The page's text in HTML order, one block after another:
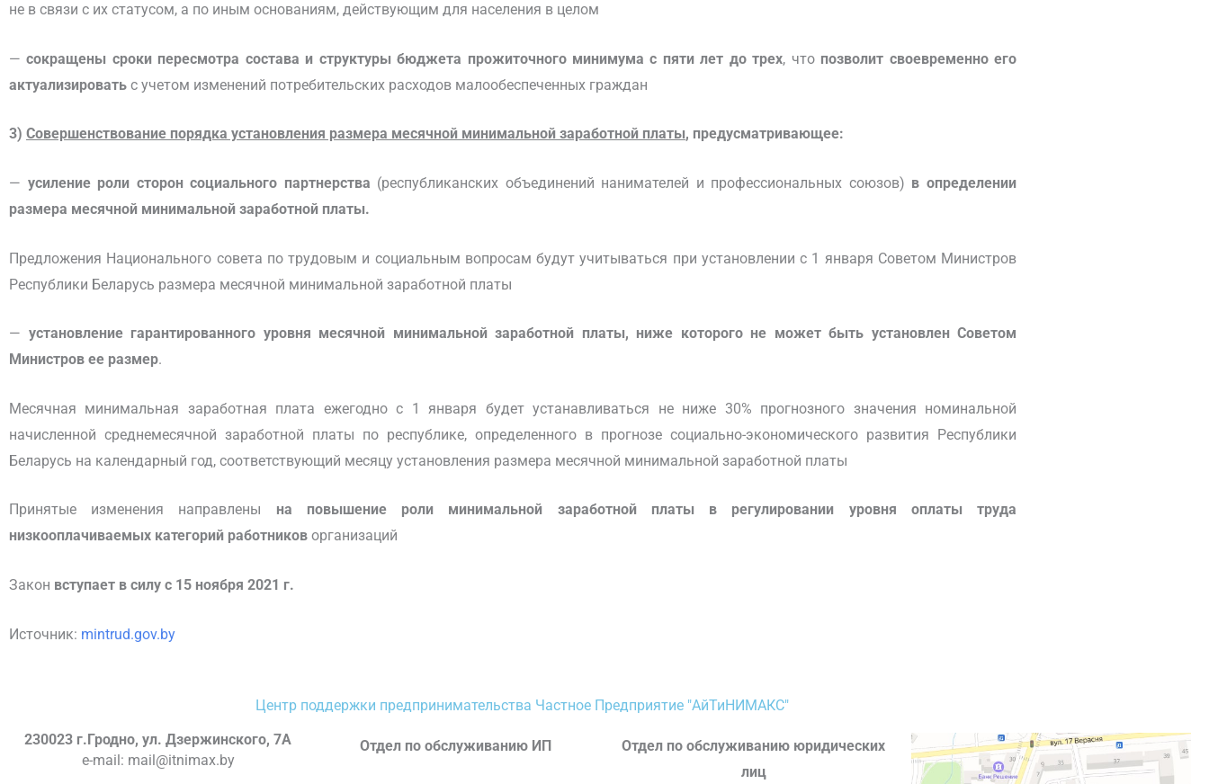
не в связи с их статусом, а по иным основаниям, действующим для населения в целом
—сокращены сроки пересмотра состава и структуры бюджета прожиточного минимума с пяти лет до трех, что позволит своевременно его
актуализировать с учетом изменений потребительских расходов малообеспеченных граждан
3) Совершенствование порядка установления размера месячной минимальной заработной платы, предусматривающее:
— усиление роли сторон социального партнерства (республиканских объединений нанимателей и профессиональных союзов) в определении
размера месячной минимальной заработной платы.
Предложения Национального совета по трудовым и социальным вопросам будут учитываться при установлении с 1 января Советом Министров
Республики Беларусь размера месячной минимальной заработной платы
— установление гарантированного уровня месячной минимальной заработной платы, ниже которого не может быть установлен Советом
Министров ее размер.
Месячная минимальная заработная плата ежегодно с 1 января будет устанавливаться не ниже 30% прогнозного значения номинальной
начисленной среднемесячной заработной платы по республике, определенного в прогнозе социально-экономического развития Республики
Беларусь на календарный год, соответствующий месяцу установления размера месячной минимальной заработной платы
Принятые изменения направлены на повышение роли минимальной заработной платы в регулировании уровня оплаты труда
низкооплачиваемых категорий работников организаций
Закон вступает в силу с 15 ноября 2021 г.
Источник: mintrud.gov.by
Центр поддержки предпринимательства Частное Предприятие "АйТиНИМАКС"
230023 г.Гродно, ул. Дзержинского, 7А
e-mail: mail@itnimax.by
Отдел по обслуживанию ИП
Отдел по обслуживанию юридических
лиц